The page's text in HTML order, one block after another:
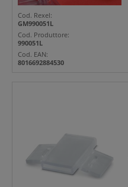
Cod. Rexel:
GM990051L
Cod. Produttore:
990051L
Cod. EAN:
8016692884530